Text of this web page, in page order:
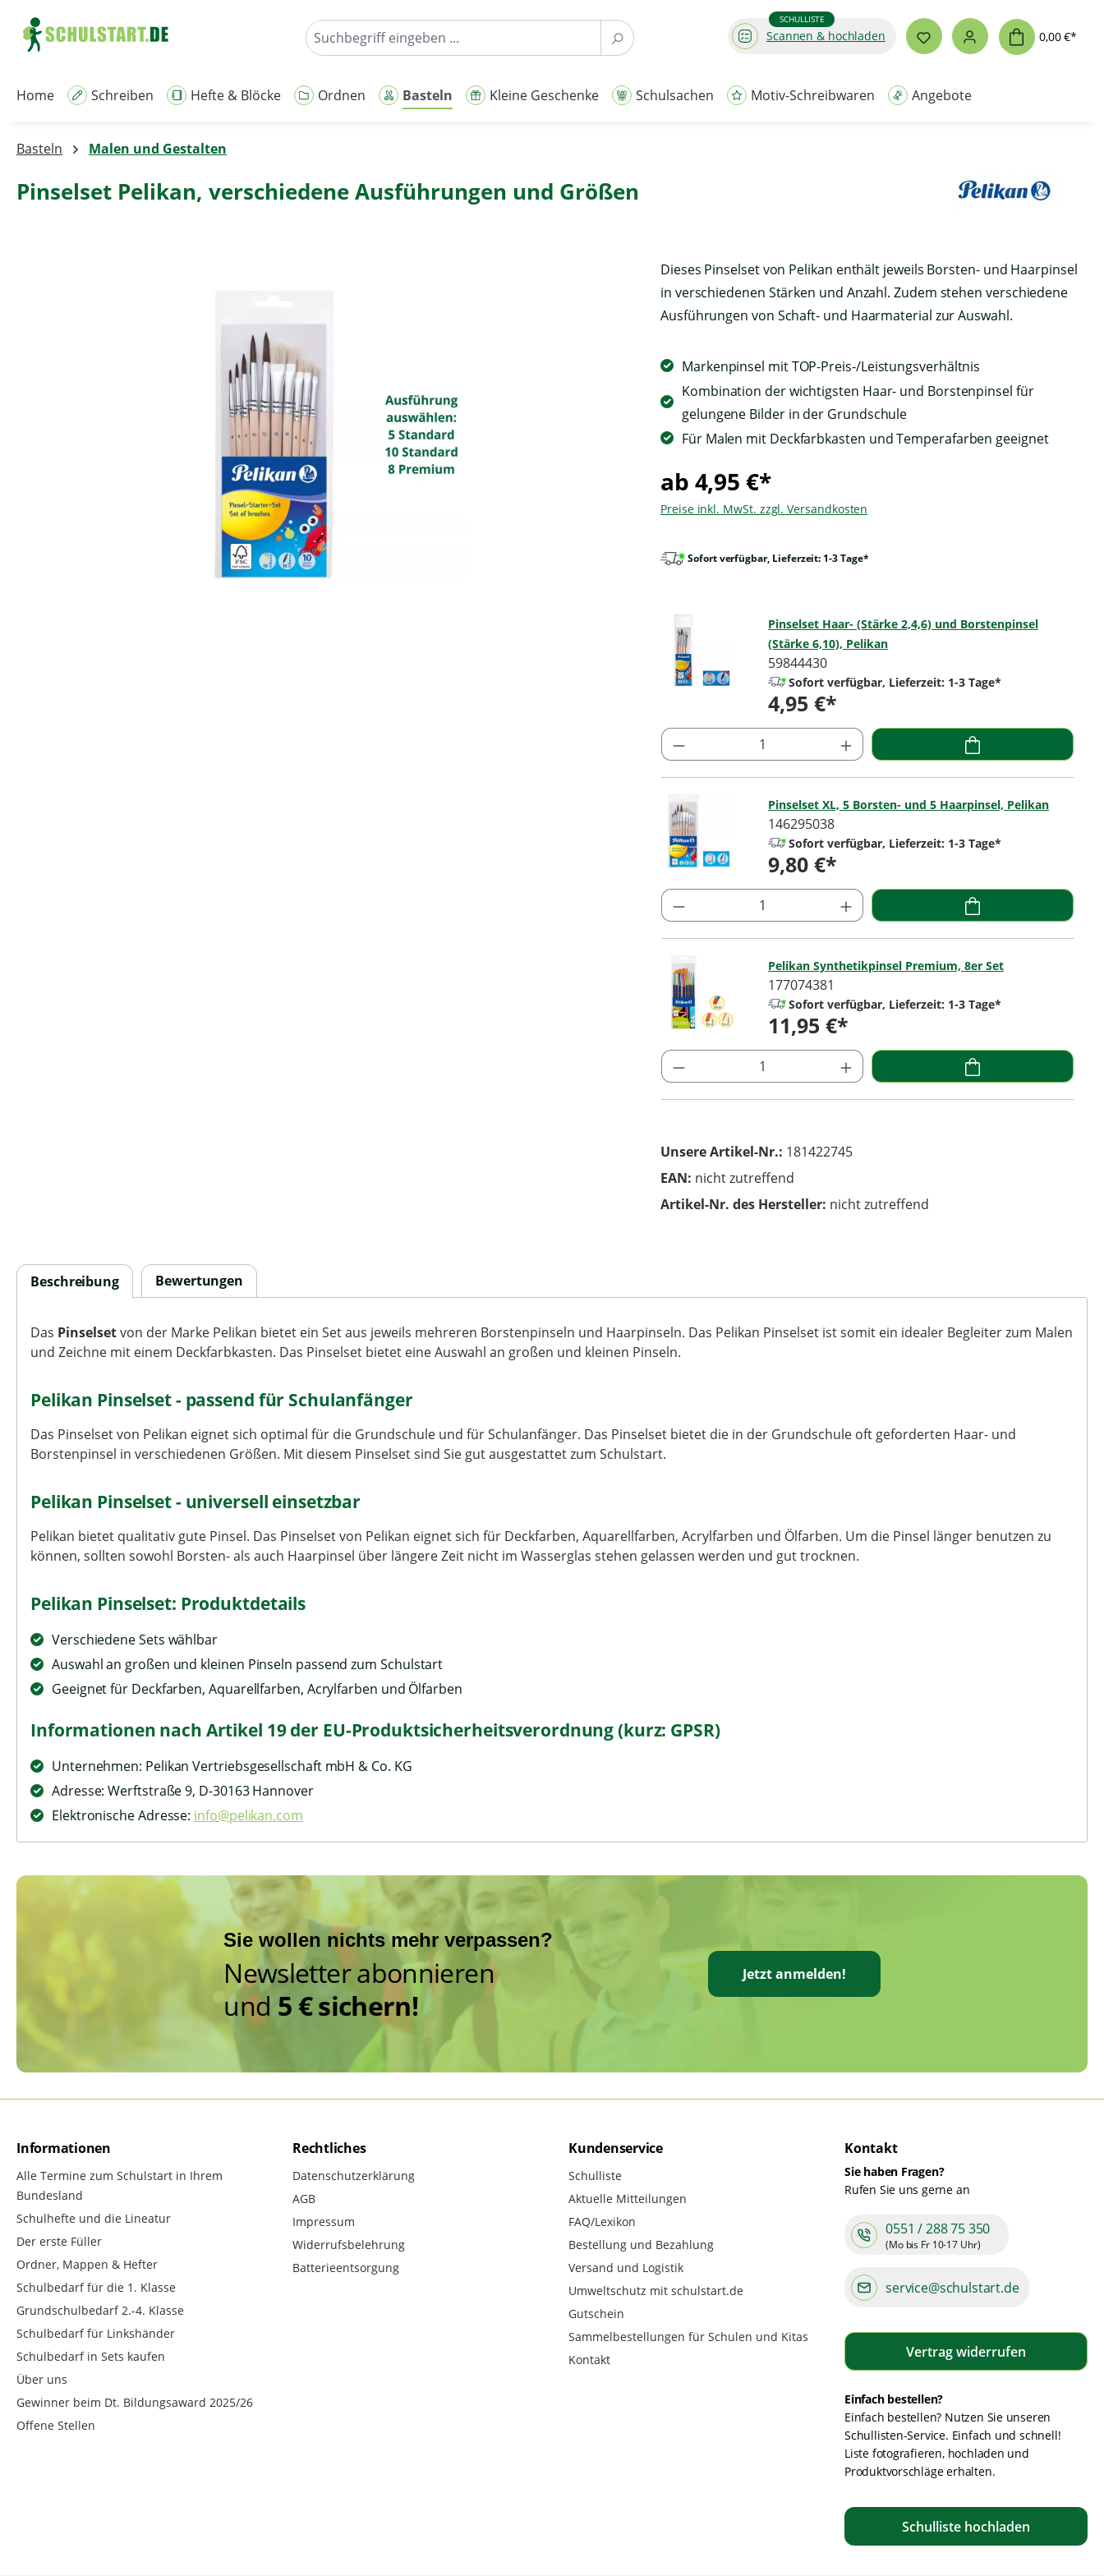
Hauptinhalt springen
Zur Suche springen
Zur Hauptnavigation springen SCHULLISTE
Scannen & hochladen 0,00 €*
Home Schreiben Hefte & Blöcke Ordnen Basteln Kleine Geschenke Schulsachen Motiv-Schreibwaren Angebote
Basteln Malen und Gestalten
Pinselset Pelikan, verschiedene Ausführungen und Größen
Dieses Pinselset von Pelikan enthält jeweils Borsten- und Haarpinsel
in verschiedenen Stärken und Anzahl. Zudem stehen verschiedene
Ausführungen von Schaft- und Haarmaterial zur Auswahl.
Markenpinsel mit TOP-Preis-/Leistungsverhältnis
Kombination der wichtigsten Haar- und Borstenpinsel für
gelungene Bilder in der Grundschule
Für Malen mit Deckfarbkasten und Temperafarben geeignet
ab 4,95 €*
Preise inkl. MwSt. zzgl. Versandkosten
Sofort verfügbar, Lieferzeit: 1-3 Tage*
Pinselset Haar- (Stärke 2,4,6) und Borstenpinsel
(Stärke 6,10), Pelikan
59844430
Sofort verfügbar, Lieferzeit: 1-3 Tage*
Regulärer Preis:
4,95 €*
Produkt Anzahl: Gib den gewünschten Wert
Pinselset XL, 5 Borsten- und 5 Haarpinsel, Pelikan
146295038
Sofort verfügbar, Lieferzeit: 1-3 Tage*
Regulärer Preis:
9,80 €*
Produkt Anzahl: Gib den gewünschten Wert
Pelikan Synthetikpinsel Premium, 8er Set
177074381
Sofort verfügbar, Lieferzeit: 1-3 Tage*
Regulärer Preis:
11,95 €*
Produkt Anzahl: Gib den gewünschten Wert
Unsere Artikel-Nr.: 181422745
EAN: nicht zutreffend
Artikel-Nr. des Hersteller: nicht zutreffend
Beschreibung Bewertungen
Das Pinselsetvon der Marke Pelikan bietet ein Set aus jeweils mehreren Borstenpinseln und Haarpinseln. Das Pelikan Pinselset ist somit ein idealer Begleiter zum Malen
und Zeichne mit einem Deckfarbkasten. Das Pinselset bietet eine Auswahl an großen und kleinen Pinseln.
Pelikan Pinselset - passend für Schulanfänger
Das Pinselset von Pelikan eignet sich optimal für die Grundschule und für Schulanfänger. Das Pinselset bietet die in der Grundschule oft geforderten Haar- und
Borstenpinsel in verschiedenen Größen. Mit diesem Pinselset sind Sie gut ausgestattet zum Schulstart.
Pelikan Pinselset - universell einsetzbar
Pelikan bietet qualitativ gute Pinsel. Das Pinselset von Pelikan eignet sich für Deckfarben, Aquarellfarben, Acrylfarben und Ölfarben. Um die Pinsel länger benutzen zu
können, sollten sowohl Borsten- als auch Haarpinsel über längere Zeit nicht im Wasserglas stehen gelassen werden und gut trocknen.
Pelikan Pinselset: Produktdetails
Verschiedene Sets wählbar
Auswahl an großen und kleinen Pinseln passend zum Schulstart
Geeignet für Deckfarben, Aquarellfarben, Acrylfarben und Ölfarben
Informationen nach Artikel 19 der EU-Produktsicherheitsverordnung (kurz: GPSR)
Unternehmen: Pelikan Vertriebsgesellschaft mbH & Co. KG
Adresse: Werftstraße 9, D-30163 Hannover
Elektronische Adresse: info@pelikan.com
Sie wollen nichts mehr verpassen?
Newsletter abonnieren
und 5 € sichern!
Jetzt anmelden!
Informationen
Alle Termine zum Schulstart in Ihrem
Bundesland
Schulhefte und die Lineatur
Der erste Füller
Ordner, Mappen & Hefter
Schulbedarf für die 1. Klasse
Grundschulbedarf 2.-4. Klasse
Schulbedarf für Linkshänder
Schulbedarf in Sets kaufen
Über uns
Gewinner beim Dt. Bildungsaward 2025/26
Offene Stellen
Rechtliches
Datenschutzerklärung
AGB
Impressum
Widerrufsbelehrung
Batterieentsorgung
Kundenservice
Schulliste
Aktuelle Mitteilungen
FAQ/Lexikon
Bestellung und Bezahlung
Versand und Logistik
Umweltschutz mit schulstart.de
Gutschein
Sammelbestellungen für Schulen und Kitas
Kontakt
Kontakt
Sie haben Fragen?
Rufen Sie uns gerne an
0551 / 288 75 350
(Mo bis Fr 10-17 Uhr)
service@schulstart.de
Vertrag widerrufen
Einfach bestellen?
Einfach bestellen? Nutzen Sie unseren
Schullisten-Service. Einfach und schnell!
Liste fotografieren, hochladen und
Produktvorschläge erhalten.
Schulliste hochladen